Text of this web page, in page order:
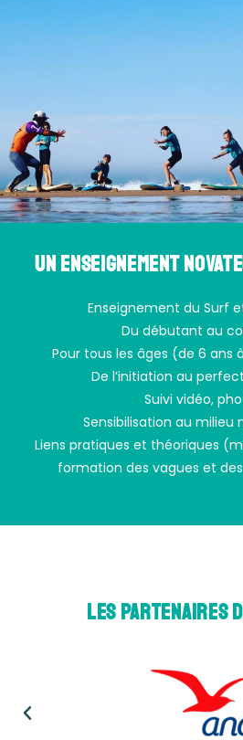
Un enseignement
Enseignement du Surf
Du débutant au
Pour tous les âges (de 6 ans
De l’initiation au
Suivi vidéo,
Sensibilisation au milieu
Liens pratiques et théoriques
formation des vagues et
LES partenaires